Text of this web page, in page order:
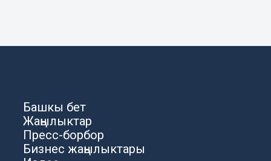
Башкы бет
Жаңылыктар
Пресс-борбор
Бизнес жаңылыктары